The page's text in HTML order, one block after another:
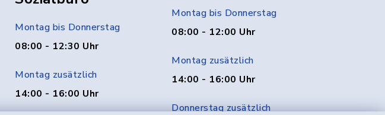
Montag bis Donnerstag
08:00 - 12:30 Uhr
Montag zusätzlich
14:00 - 16:00 Uhr
Montag bis Donnerstag
08:00 - 12:00 Uhr
Montag zusätzlich
14:00 - 16:00 Uhr
Donnerstag zusätzlich